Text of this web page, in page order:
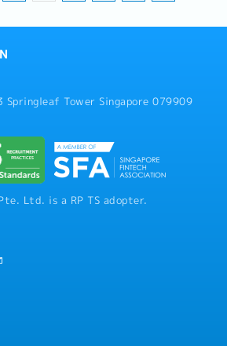
Springleaf Tower Singapore 079909
Ltd. is a RP TS adopter.